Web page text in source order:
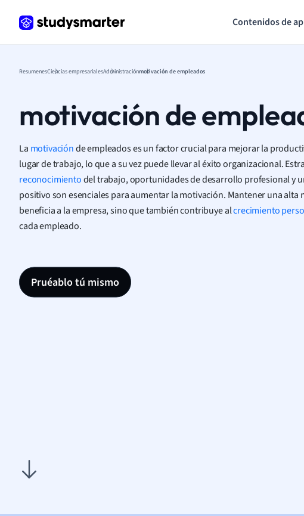
Contenidos de
ResumenesCiencias empresarialesAdministraciónmotivación de empleados
motivación de
La motivaciónde empleados es un factor crucial para mejorar la
lugar de trabajo, lo que a su vez puede llevar al éxito organizacional.
reconocimientodel trabajo, oportunidades de desarrollo profesional y
positivo son esenciales para aumentar la motivación. Mantener una alta
beneficia a la empresa, sino que también contribuye alcrecimiento
cada empleado.
Pruéablo tú mismo